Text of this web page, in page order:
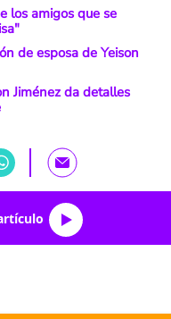
los amigos que se
de esposa de Yeison
Jiménez da detalles